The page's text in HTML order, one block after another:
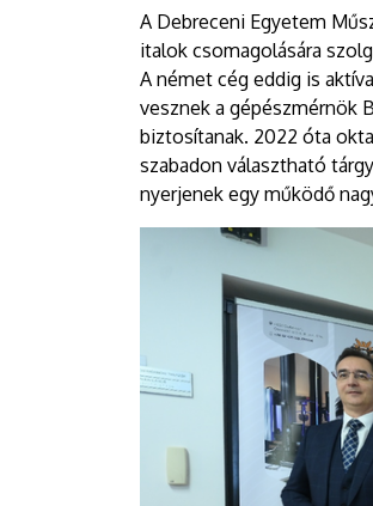
A Debreceni Egyetem
italok csomagolására
A német cég eddig is
vesznek a gépészmérnök
biztosítanak. 2022 óta
szabadon választható
nyerjenek egy működő